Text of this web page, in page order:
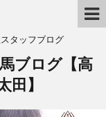
タッフブログ
ブログ【高
田】